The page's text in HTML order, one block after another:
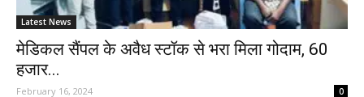
Latest News
मेडिकल सैंपल के अवैध स्टॉक से भरा मिला गोदाम, 60
हजार...
February 16, 2024 0